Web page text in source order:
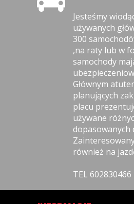
Jesteśmy
używanych
300
,na raty lub w
samochody
Głównym
planujących
placu
używane
dopasowanych
również na
TEL 602830466